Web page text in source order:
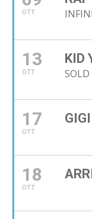
OTT
13
OTT
KID
17
OTT
18
OTT